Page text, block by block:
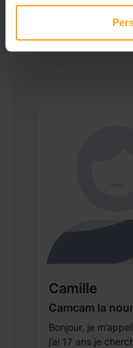
Camille
Camcam la
Bonjour, je
j’ai 17 ans je